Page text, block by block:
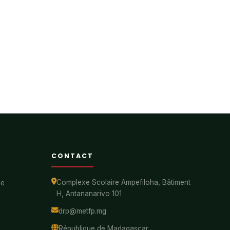
CONTACT
Complexe Scolaire Ampefiloha, Bâtiment
H, Antananarivo 101
drp@metfp.mg
République de Madagascar